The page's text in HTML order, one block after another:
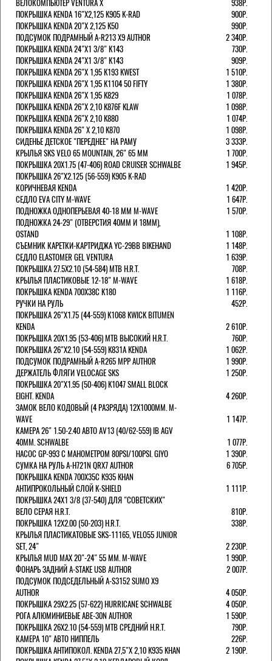
ВЕЛОКОМПЬЮТЕР VENTURA Х
938Р.
ПОКРЫШКА KENDA 16"Х2,125 K905 K-RAD
900Р.
ПОКРЫШКА KENDA 20"Х 2,125 K50
990Р.
ПОДСУМОК ПОДРАМНЫЙ A-R213 X9 AUTHOR
2 340Р.
ПОКРЫШКА KENDA 24"Х1 3/8" K143
730Р.
ПОКРЫШКА KENDA 24"Х1 3/8" K143
909Р.
ПОКРЫШКА KENDA 26"Х 1,95 K193 KWEST
1 510Р.
ПОКРЫШКА KENDA 26"Х 1,95 K1104 50 FIFTY
1 380Р.
ПОКРЫШКА KENDA 26"Х 1,95 K829
1 078Р.
ПОКРЫШКА KENDA 26"Х 2,10 K876F KLAW
1 098Р.
ПОКРЫШКА KENDA 26"Х 2,10 K880
1 074Р.
ПОКРЫШКА KENDA 26" Х 2,10 K870
1 098Р.
СИДЕНЬЕ ДЕТСКОЕ "ПЕРЕДНЕЕ" НА РАМУ
3 333Р.
КРЫЛЬЯ SKS VELO 65 MOUNTAIN, 26" 65 ММ
1 700Р.
ПОКРЫШКА 20X1.75 (47-406) ROAD CRUISER SCHWALBE
1 945Р.
ПОКРЫШКА 26"Х2.125 (56-559) K905 K-RAD
КОРИЧНЕВАЯ KENDA
1 420Р.
СЕДЛО EVA CITY M-WAVE
1 647Р.
ПОДНОЖКА ОДНОПЕРЬЕВАЯ 40-18 ММ M-WAVE
1 570Р.
ПОДНОЖКА 24-29" (ОТВЕРСТИЯ 40ММ И 18ММ),
OSTAND
1 108Р.
СЪЕМНИК КАРЕТКИ-КАРТРИДЖА YC-29BB BIKEHAND
1 148Р.
СЕДЛО ELASTOMER GEL VENTURA
1 639Р.
ПОКРЫШКА 27.5X2.10 (54-584) MTB H.R.T.
708Р.
КРЫЛЬЯ ПЛАСТИКОВЫЕ 12-18" M-WAVE
1 618Р.
ПОКРЫШКА KENDA 700Х38С K180
1 116Р.
РУЧКИ НА РУЛЬ
452Р.
ПОКРЫШКА 26"Х1.75 (44-559) K1068 KWICK BITUMEN
KENDA
2 610Р.
ПОКРЫШКА 20X1.95 (53-406) MTB ВЫСОКИЙ H.R.T.
760Р.
ПОКРЫШКА 26"Х2.10 (54-559) K831A KENDA
1 062Р.
ПОДСУМОК ПОДРАМНЫЙ A-R265 MPP AUTHOR
1 990Р.
ДЕРЖАТЕЛЬ ФЛЯГИ VELOCAGE SKS
1 250Р.
ПОКРЫШКА 20"Х1.95 (50-406) K1047 SMALL BLOCK
EIGHT. KENDA
4 260Р.
ЗАМОК ВЕЛО КОДОВЫЙ (4 РАЗРЯДА) 12Х1000ММ. M-
WAVE
1 147Р.
КАМЕРА 26" 1.50-2.40 АВТО AV13 (40/62-559) IB AGV
40MM. SCHWALBE
1 077Р.
НАСОС GP-993 С МАНОМЕТРОМ 80PSI/100PSI. GIYO
1 390Р.
СУМКА НА РУЛЬ A-H721N QRX7 AUTHOR
6 705Р.
ПОКРЫШКА KENDA 700Х35С K935 KHAN
АНТИПРОКОЛЬНЫЙ СЛОЙ K-SHIELD
1 111Р.
ПОКРЫШКА 24X1 3/8 (37-540) ДЛЯ "СОВЕТСКИХ"
ВЕЛО СЕРАЯ H.R.T.
810Р.
ПОКРЫШКА 12X2.00 (50-203) H.R.T.
338Р.
КРЫЛЬЯ ПЛАСТИКАТОВЫЕ SKS-11165, VELO55 JUNIOR
SET, 24"
2 230Р.
КРЫЛЬЯ MUD MAX 20"-24" 55 ММ. M-WAVE
1 990Р.
ФОНАРЬ ЗАДНИЙ A-STAKE USB AUTHOR
2 007Р.
ПОДСУМОК ПОДСЕДЕЛЬНЫЙ A-S3152 SUMO X9
AUTHOR
4 050Р.
ПОКРЫШКА 29X2.25 (57-622) HURRICANE SCHWALBE
4 050Р.
РОГА АЛЮМИНИЕВЫЕ ABE-30N AUTHOR
1 590Р.
ПОКРЫШКА 26X2.10 (54-559) MTB СРЕДНИЙ H.R.T.
790Р.
КАМЕРА 10" АВТО НИППЕЛЬ
226Р.
ПОКРЫШКА АНТИПОКОЛ. KENDA 27,5"Х 2,10 K935 KHAN
2 190Р.